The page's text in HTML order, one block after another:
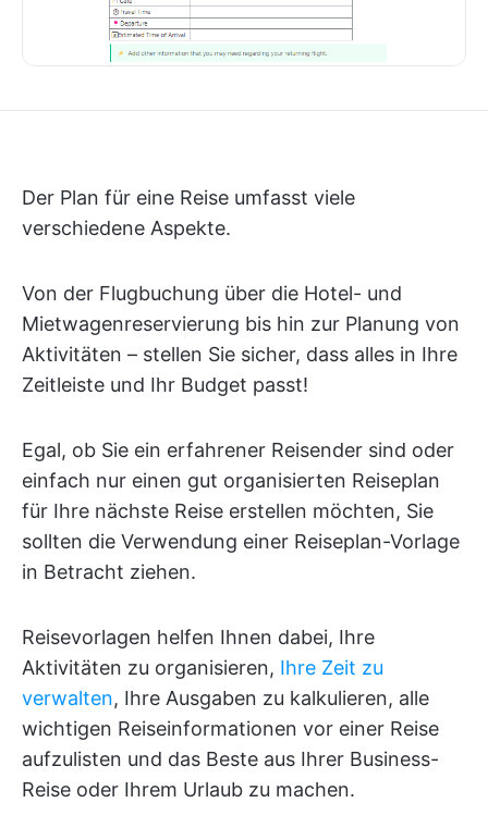
Der Plan für eine Reise umfasst viele
verschiedene Aspekte.
Von der Flugbuchung über die Hotel- und
Mietwagenreservierung bis hin zur Planung von
Aktivitäten – stellen Sie sicher, dass alles in Ihre
Zeitleiste und Ihr Budget passt!
Egal, ob Sie ein erfahrener Reisender sind oder
einfach nur einen gut organisierten Reiseplan
für Ihre nächste Reise erstellen möchten, Sie
sollten die Verwendung einer Reiseplan-Vorlage
in Betracht ziehen.
Reisevorlagen helfen Ihnen dabei, Ihre
Aktivitäten zu organisieren, Ihre Zeit zu
verwalten, Ihre Ausgaben zu kalkulieren, alle
wichtigen Reiseinformationen vor einer Reise
aufzulisten und das Beste aus Ihrer Business-
Reise oder Ihrem Urlaub zu machen.